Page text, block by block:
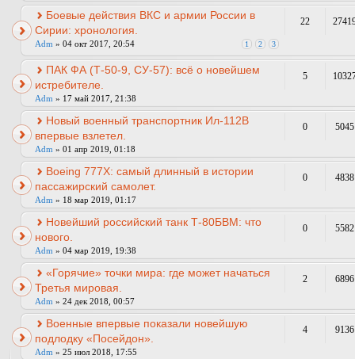
Боевые действия ВКС и армии России в
Сирии: хронология.
1 2 3
Adm » 04 окт 2017, 20:54
22
ПАК ФА (Т-50-9, СУ-57): всё о новейшем
истребителе.
Adm » 17 май 2017, 21:38
5
Новый военный транспортник Ил-112В
впервые взлетел.
Adm » 01 апр 2019, 01:18
0 5045
Boeing 777X: самый длинный в истории
пассажирский самолет.
Adm » 18 мар 2019, 01:17
0 4838
Новейший российский танк Т-80БВМ: что
нового.
Adm » 04 мар 2019, 19:38
0 5582
«Горячие» точки мира: где может начаться
Третья мировая.
Adm » 24 дек 2018, 00:57
2 6896
Военные впервые показали новейшую
подлодку «Посейдон».
Adm » 25 июл 2018, 17:55
4 9136